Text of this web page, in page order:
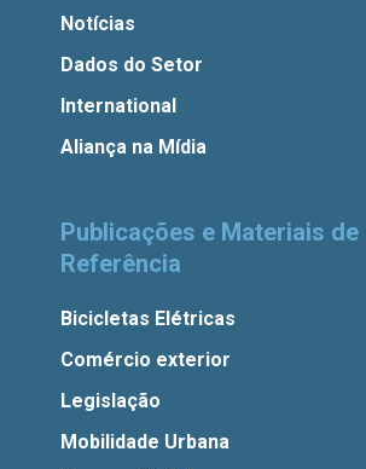
Notícias
Dados do Setor
International
Aliança na Mídia
Publicações e Materiais de
Referência
Bicicletas Elétricas
Comércio exterior
Legislação
Mobilidade Urbana